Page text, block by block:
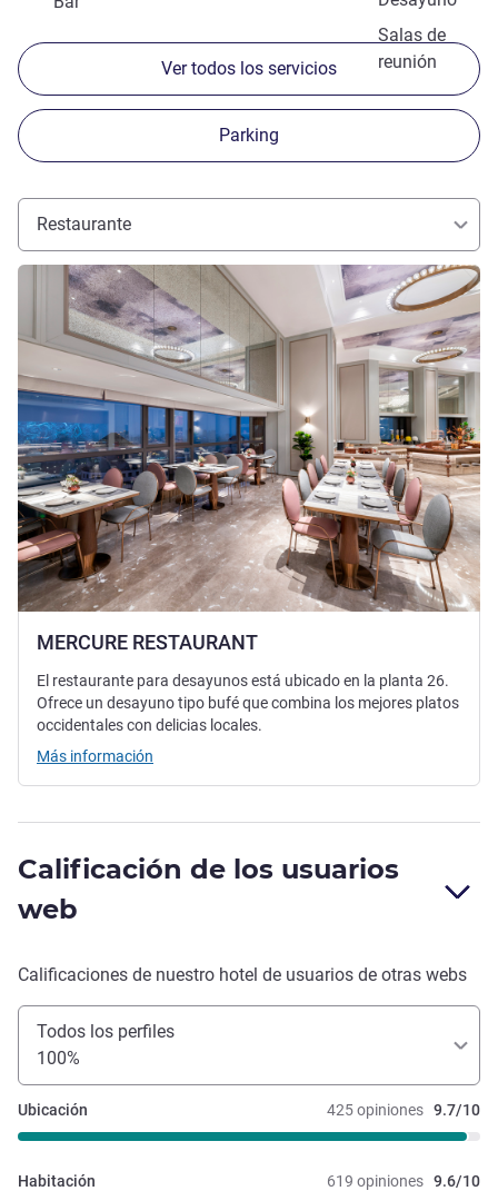
Salas de
reunión
Ver todos los servicios
Parking
Restaurante
MERCURE RESTAURANT
Más información
El restaurante para desayunos está ubicado en la planta 26.
Ofrece un desayuno tipo bufé que combina los mejores platos
occidentales con delicias locales.
Más información
Calificación de los usuarios
web
Calificaciones de nuestro hotel de usuarios de otras webs
Todos los perfiles
100%
425 opiniones 9.7/10
Ubicación
619 opiniones 9.6/10
Habitación